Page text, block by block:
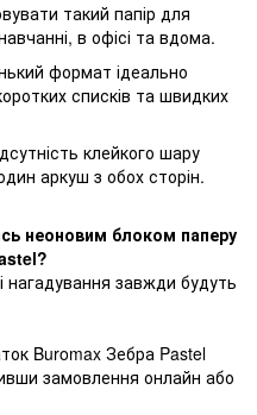
такий папір для
в офісі та вдома.
формат ідеально
списків та швидких
клейкого шару
аркуш з обох сторін.
неоновим блоком паперу
нагадування завжди будуть
Buromax Зебра Pastel
замовлення онлайн або